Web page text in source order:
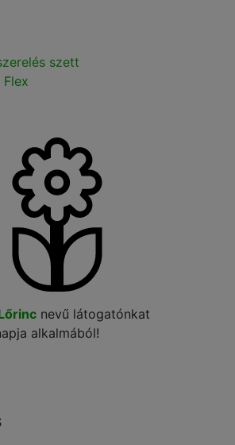
szett
Flex
nevű látogatónkat
alkalmából!